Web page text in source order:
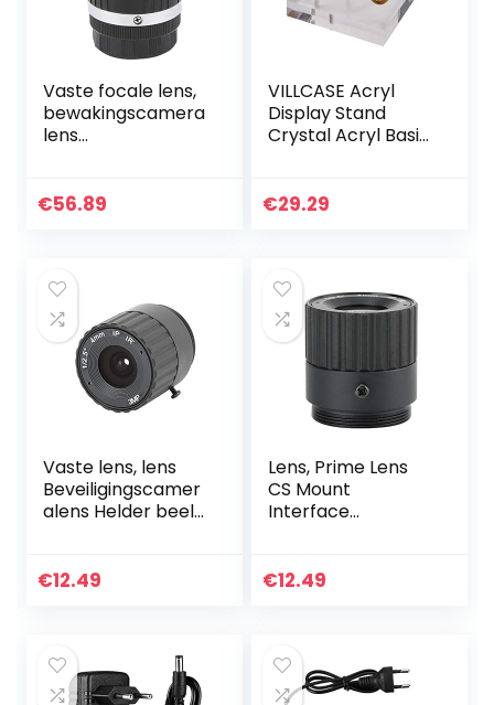
Vaste focale lens,
bewakingscamera
lens
Prime-lens voor
€56.89
VILLCASE Acryl
Display Stand
Crystal Acryl Basis
Weergave Base
€29.29
Vaste lens, lens
Beveiligingscamer
alens Helder beeld
moeten worden
€12.49
Lens, Prime Lens
CS Mount
Interface
beeldkwaliteit
€12.49